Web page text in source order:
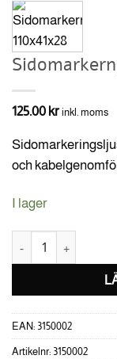
125.00 kr inkl. moms
och
I lager
Sidomarkerngsljus
EAN: 3150002
Artikelnr: 3150002